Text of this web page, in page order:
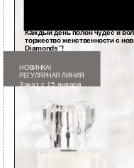
Каждый день полон чудес и
торжество женственности с
Diamonds™!
НОВИНКА!
РЕГУЛЯРНАЯ ЛИНИЯ
Заказ с 15 января